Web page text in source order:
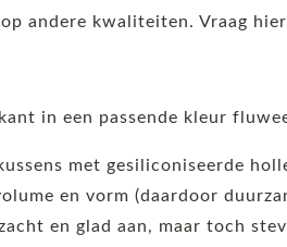
andere kwaliteiten. Vraag
in een passende kleur
met gesiliconiseerde
en vorm (daardoor
en glad aan, maar toch